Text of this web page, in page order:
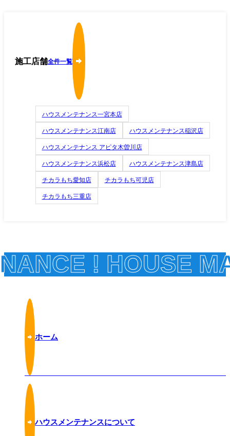
施工店舗全件一覧
ハウスメンテナンス一宮本店
ハウスメンテナンス江南店
ハウスメンテナンス稲沢店
ハウスメンテナンス アピタ木曽川店
ハウスメンテナンス浜松店
ハウスメンテナンス津島店
チカラもち愛知店
チカラもち可児店
チカラもち三重店
! HOUSE
ホーム
ハウスメンテナンスについて